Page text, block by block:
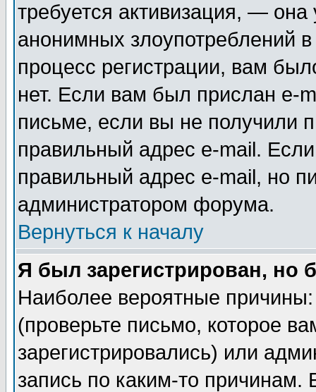
требуется активизация, —
анонимных злоупотреблений
процесс регистрации, вам
нет. Если вам был прислан e-
письме, если вы не получили
правильный адрес e-mail.
правильный адрес e-mail, но
администратором форума.
Вернуться к началу
Я был зарегистрирован, но
Наиболее вероятные
(проверьте письмо, которое
зарегистрировались) или
запись по каким-то